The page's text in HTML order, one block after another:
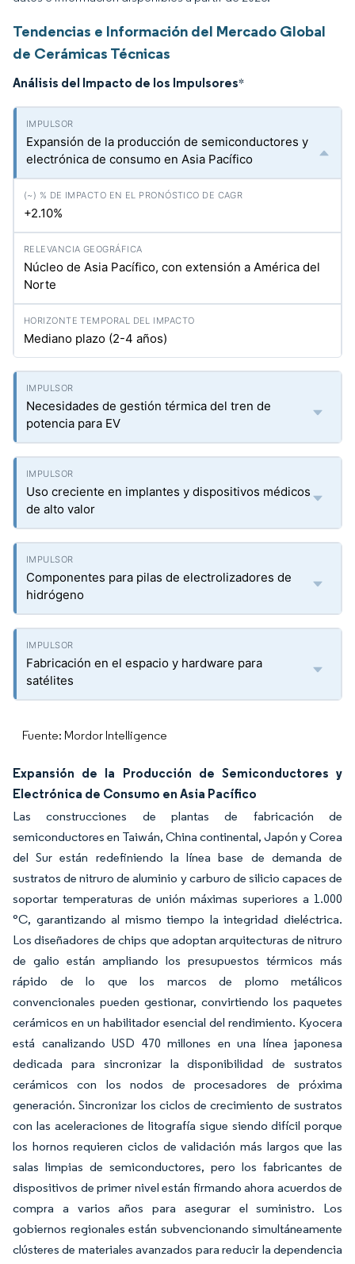
Tendencias e Información del Mercado Global
de Cerámicas Técnicas
Análisis del Impacto de los Impulsores*
Expansión de la producción de semiconductores y
electrónica de consumo en Asia Pacífico
+2.10%
Núcleo de Asia Pacífico, con extensión a América del
Norte
Mediano plazo (2-4 años)
Necesidades de gestión térmica del tren de
potencia para EV
Uso creciente en implantes y dispositivos médicos
de alto valor
Componentes para pilas de electrolizadores de
hidrógeno
Fabricación en el espacio y hardware para
satélites
Fuente: Mordor Intelligence
Expansión de la Producción de Semiconductores y
Electrónica de Consumo en Asia Pacífico
Las construcciones de plantas de fabricación de
semiconductores en Taiwán, China continental, Japón y Corea
del Sur están redefiniendo la línea base de demanda de
sustratos de nitruro de aluminio y carburo de silicio capaces de
soportar temperaturas de unión máximas superiores a 1.000
°C, garantizando al mismo tiempo la integridad dieléctrica.
Los diseñadores de chips que adoptan arquitecturas de nitruro
de galio están ampliando los presupuestos térmicos más
rápido de lo que los marcos de plomo metálicos
convencionales pueden gestionar, convirtiendo los paquetes
cerámicos en un habilitador esencial del rendimiento. Kyocera
está canalizando USD 470 millones en una línea japonesa
dedicada para sincronizar la disponibilidad de sustratos
cerámicos con los nodos de procesadores de próxima
generación. Sincronizar los ciclos de crecimiento de sustratos
con las aceleraciones de litografía sigue siendo difícil porque
los hornos requieren ciclos de validación más largos que las
salas limpias de semiconductores, pero los fabricantes de
dispositivos de primer nivel están firmando ahora acuerdos de
compra a varios años para asegurar el suministro. Los
gobiernos regionales están subvencionando simultáneamente
clústeres de materiales avanzados para reducir la dependencia